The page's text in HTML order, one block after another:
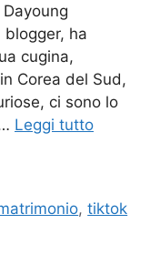
ha
cugina,
Corea del Sud,
ci sono lo
Leggi tutto
,tiktok